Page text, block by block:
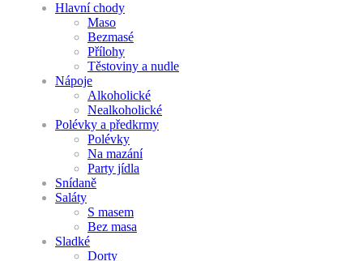
Hlavní chody
Maso
Bezmasé
Přílohy
Těstoviny a nudle
Nápoje
Alkoholické
Nealkoholické
Polévky a předkrmy
Polévky
Na mazání
Party jídla
Snídaně
Saláty
S masem
Bez masa
Sladké
Dorty